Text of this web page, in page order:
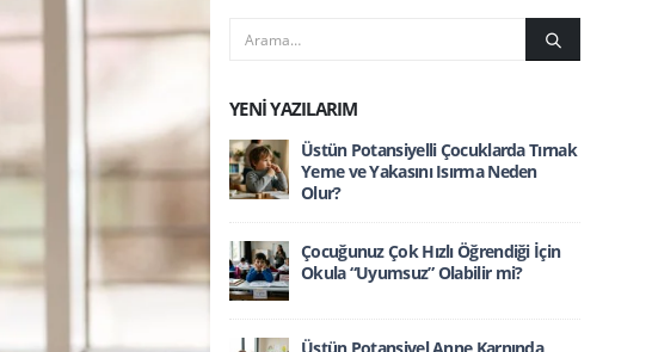
YENI YAZILARIM
Üstün Potansiyelli Çocuklarda Tırnak
Yeme ve Yakasını Isırma Neden
Olur?
Çocuğunuz Çok Hızlı Öğrendiği İçin
Okula “Uyumsuz” Olabilir mi?